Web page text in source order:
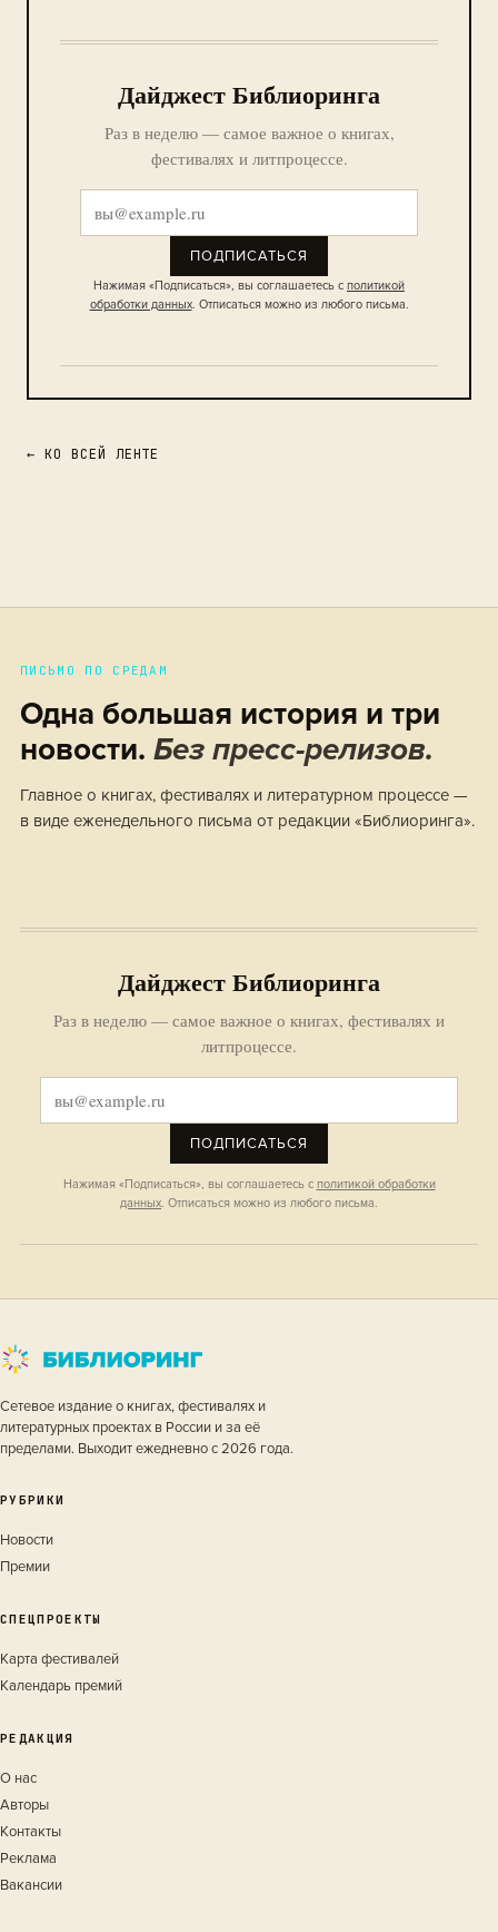
Дайджест Библиоринга
Раз в неделю — самое важное о книгах,
фестивалях и литпроцессе.
ПОДПИСАТЬСЯ
Нажимая «Подписаться», вы соглашаетесь с политикой
обработки данных. Отписаться можно из любого письма.
← КО ВСЕЙ ЛЕНТЕ
ПИСЬМО ПО СРЕДАМ
Одна большая история и три
новости. Без пресс-релизов.
Главное о книгах, фестивалях и литературном процессе —
в виде еженедельного письма от редакции «Библиоринга».
Дайджест Библиоринга
Раз в неделю — самое важное о книгах, фестивалях и
литпроцессе.
ПОДПИСАТЬСЯ
Нажимая «Подписаться», вы соглашаетесь с политикой обработки
данных . Отписаться можно из любого письма.
Сетевое издание о книгах, фестивалях и
литературных проектах в России и за её
пределами. Выходит ежедневно с 2026 года.
РУБРИКИ
Новости
Премии
СПЕЦПРОЕКТЫ
Карта фестивалей
Календарь премий
РЕДАКЦИЯ
О нас
Авторы
Контакты
Реклама
Вакансии